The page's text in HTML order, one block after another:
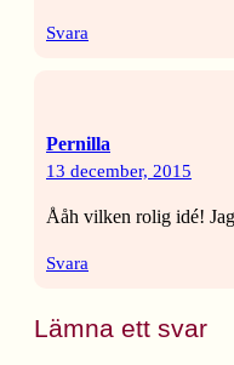
Svara
Pernilla
13 december, 2015
Ååh vilken rolig idé!
Svara
Lämna ett svar